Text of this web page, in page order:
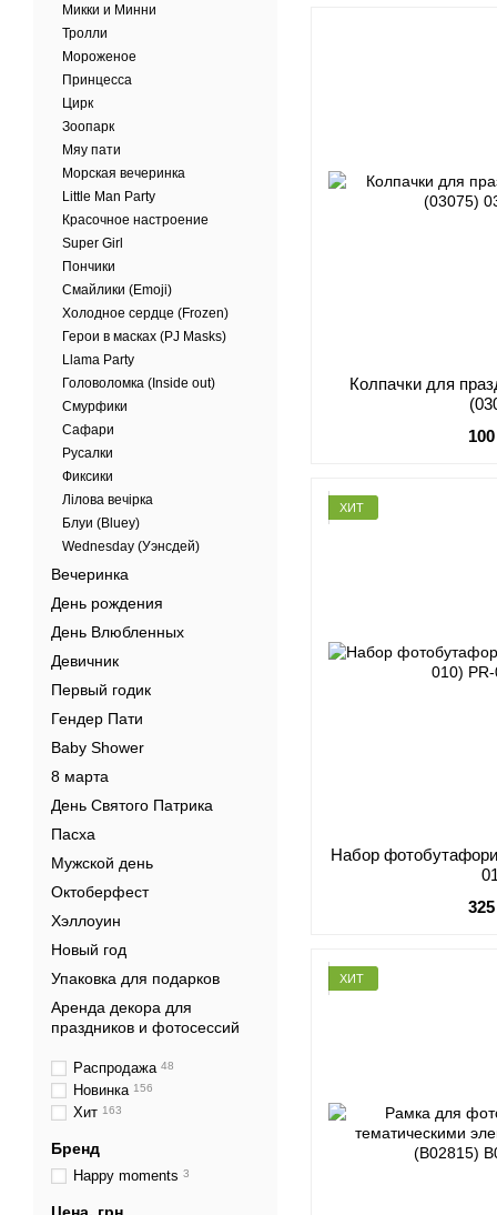
Колпачки для
ХИТ
Набор
ХИТ
Микки и Минни
Тролли
Мороженое
Принцесса
Цирк
Зоопарк
Мяу пати
Морская вечеринка
Little Man Party
Красочное настроение
Super Girl
Пончики
Смайлики (Emoji)
Холодное сердце (Frozen)
Герои в масках (PJ Masks)
Llama Party
Головоломка (Inside out)
Смурфики
Сафари
Русалки
Фиксики
Лілова вечірка
Блуи (Bluey)
Wednesday (Уэнсдей)
Вечеринка
День рождения
День Влюбленных
Девичник
Первый годик
Гендер Пати
Baby Shower
8 марта
День Святого Патрика
Пасха
Мужской день
Октоберфест
Хэллоуин
Новый год
Упаковка для подарков
Аренда декора для
праздников и фотосессий
Распродажа 48
Новинка 156
Хит 163
Бренд
Happy moments 3